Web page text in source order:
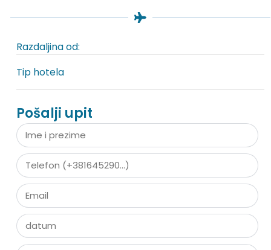
Razdaljina od:
Tip hotela
Pošalji upit